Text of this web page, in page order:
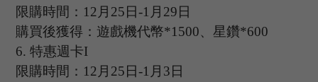
限購時間： 12 月 25日-1 月 29日
購買後獲得：遊戲機代幣*1500、星鑽*600
6. 特惠週卡I
限購時間： 12 月 25日-1 月 3日